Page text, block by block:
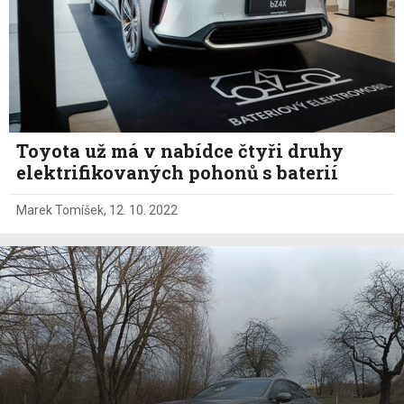
Toyota už má v nabídce čtyři druhy
elektrifikovaných pohonů s baterií
Marek Tomíšek, 12. 10. 2022